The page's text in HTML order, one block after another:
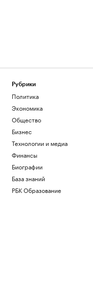
Рубрики
Политика
Экономика
Общество
Бизнес
Технологии и медиа
Финансы
Биографии
База знаний
РБК Образование